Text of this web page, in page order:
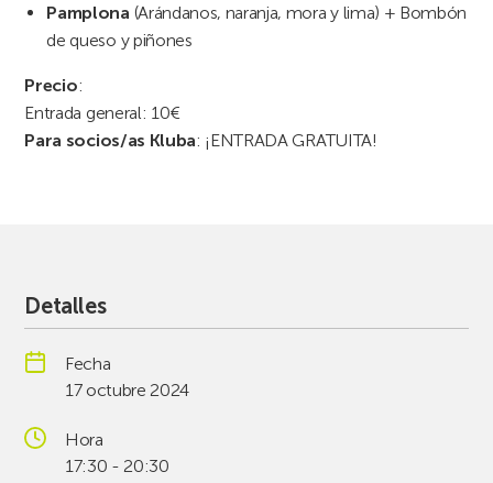
Pamplona (Arándanos, naranja, mora y lima) + Bombón
de queso y piñones
Precio:
Entrada general: 10€
Para socios/as Kluba: ¡ENTRADA GRATUITA!
Detalles
Fecha
17 octubre 2024
Hora
17:30 - 20:30